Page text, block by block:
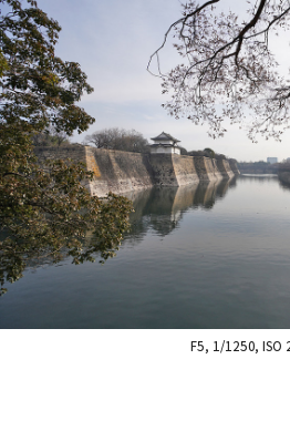
F5, 1/1250, ISO